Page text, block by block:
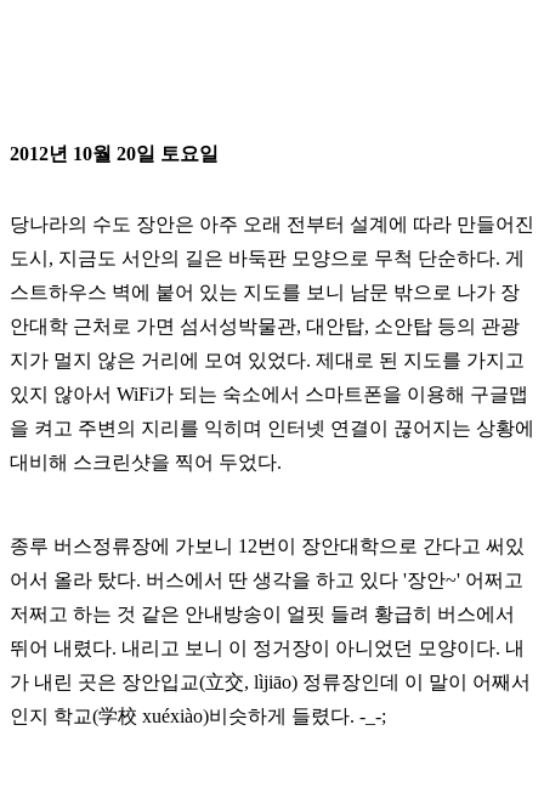
2012년 10월 20일 토요일
당나라의 수도 장안은 아주 오래 전부터 설계에 따라 만들어진
도시, 지금도 서안의 길은 바둑판 모양으로 무척 단순하다. 게
스트하우스 벽에 붙어 있는 지도를 보니 남문 밖으로 나가 장
안대학 근처로 가면 섬서성박물관, 대안탑, 소안탑 등의 관광
지가 멀지 않은 거리에 모여 있었다. 제대로 된 지도를 가지고
있지 않아서 WiFi가 되는 숙소에서 스마트폰을 이용해 구글맵
을 켜고 주변의 지리를 익히며 인터넷 연결이 끊어지는 상황에
대비해 스크린샷을 찍어 두었다.
종루 버스정류장에 가보니 1 2번이 장안대학으로 간다고 써있
어서 올라 탔다. 버스에서 딴 생각을 하고 있다 '장안~' 어쩌고
저쩌고 하는 것 같은 안내방송이 얼핏 들려 황급히 버스에서
뛰어 내렸다. 내리고 보니 이 정거장이 아니었던 모양이다. 내
가 내린 곳은 장안입교(立交, lìjiāo) 정류장인데 이 말이 어째서
인지 학교(学校 xuéxiào)비슷하게 들렸다. -_-;